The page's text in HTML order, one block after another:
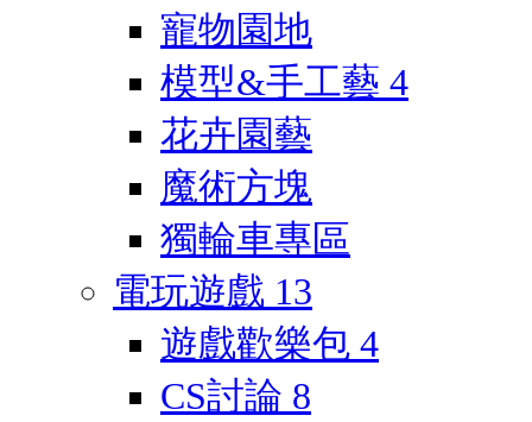
寵物園地
模型&手工藝 4
花卉園藝
魔術方塊
獨輪車專區
電玩遊戲 13
遊戲歡樂包 4
CS討論 8